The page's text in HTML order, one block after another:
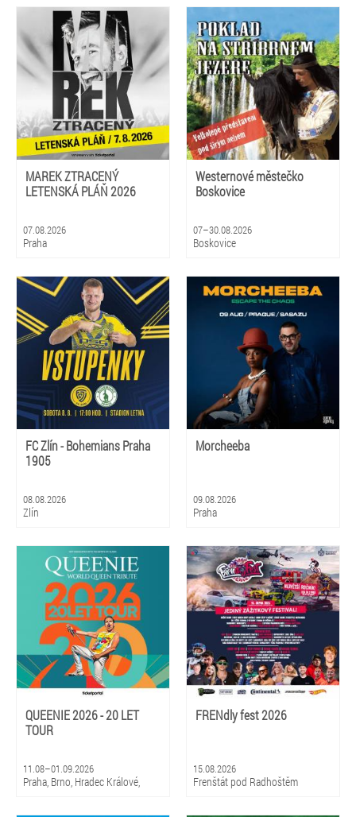
MAREK ZTRACENÝ
LETENSKÁ PLÁŇ 2026
07.08.2026
Praha
Westernové městečko
Boskovice
07–30.08.2026
Boskovice
FC Zlín - Bohemians Praha
1905
08.08.2026
Zlín
Morcheeba
09.08.2026
Praha
QUEENIE 2026 - 20 LET
TOUR
11.08–01.09.2026
Praha, Brno, Hradec Králové,
FRENdly fest 2026
15.08.2026
Frenštát pod Radhoštěm